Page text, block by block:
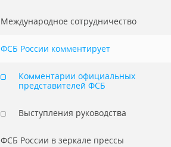
Международное сотрудничество
ФСБ России комментирует
Комментарии официальных
представителей ФСБ
Выступления руководства
ФСБ России в зеркале прессы